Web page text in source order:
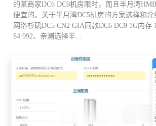
的某商家DC6 DC9机房限时，而且半月湾
便宜的。关于半月湾DC5机房的方案选择和介
网洛杉矶DC5 CN2 GIA同款DC6 DC9 1G内存
$4.992、亲测选择半...